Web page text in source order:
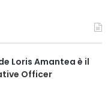
Loris Amantea è il
Officer